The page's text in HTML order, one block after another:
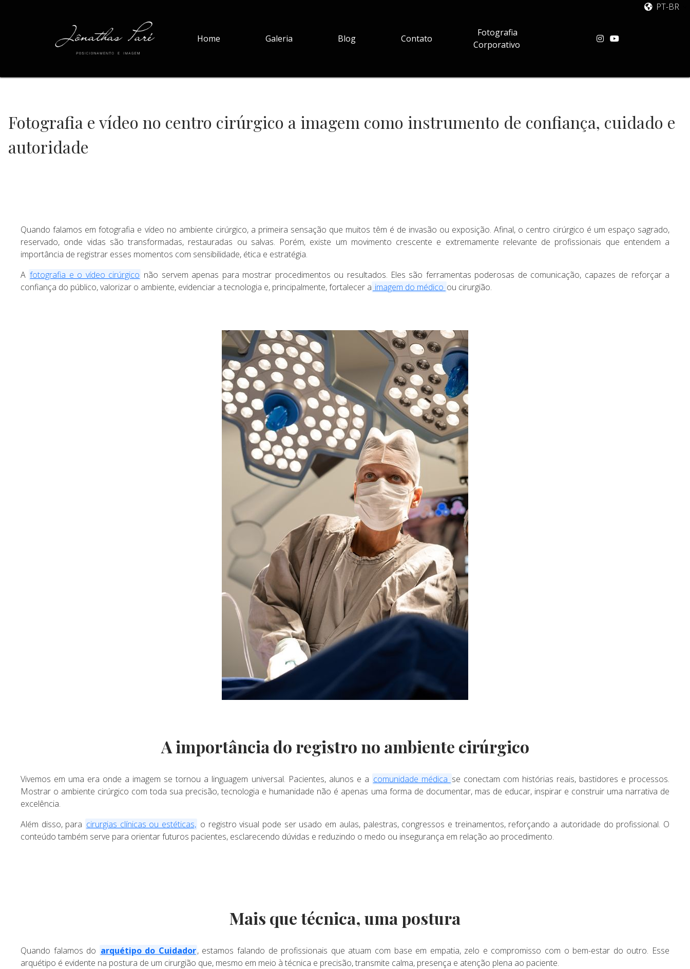
Home Galeria Blog Contato
Fotografia
Corporativo
PT-BR
Fotografia e vídeo no centro cirúrgico a imagem como instrumento de confiança, cuidado e
autoridade
Quando falamos em fotografia e vídeo no ambiente cirúrgico, a primeira sensação que muitos têm é de invasão ou exposição. Afinal, o centro cirúrgico é um espaço sagrado,
reservado, onde vidas são transformadas, restauradas ou salvas. Porém, existe um movimento crescente e extremamente relevante de profissionais que entendem a
importância de registrar esses momentos com sensibilidade, ética e estratégia.
A fotografia e o vídeo cirúrgico não servem apenas para mostrar procedimentos ou resultados. Eles são ferramentas poderosas de comunicação, capazes de reforçar a
confiança do público, valorizar o ambiente, evidenciar a tecnologia e, principalmente, fortalecer a imagem do médico ou cirurgião.
A importância do registro no ambiente cirúrgico
Vivemos em uma era onde a imagem se tornou a linguagem universal. Pacientes, alunos e a comunidade médica se conectam com histórias reais, bastidores e processos.
Mostrar o ambiente cirúrgico com toda sua precisão, tecnologia e humanidade não é apenas uma forma de documentar, mas de educar, inspirar e construir uma narrativa de
excelência.
Além disso, para cirurgias clínicas ou estéticas, o registro visual pode ser usado em aulas, palestras, congressos e treinamentos, reforçando a autoridade do profissional. O
conteúdo também serve para orientar futuros pacientes, esclarecendo dúvidas e reduzindo o medo ou insegurança em relação ao procedimento.
Mais que técnica, uma postura
Quando falamos do arquétipo do Cuidador, estamos falando de profissionais que atuam com base em empatia, zelo e compromisso com o bem-estar do outro. Esse
arquétipo é evidente na postura de um cirurgião que, mesmo em meio à técnica e precisão, transmite calma, presença e atenção plena ao paciente.